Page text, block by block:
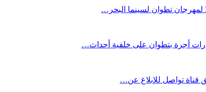
أجرة بتطوان على خلفية أحداث…
قناة تواصل للإبلاغ عن…